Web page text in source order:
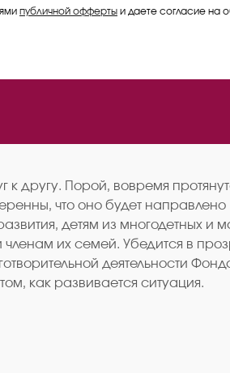
публичной офферты и даете согласие на
к другу. Порой, вовремя
что оно будет
детям из многодетных и
их семей. Убедится в
деятельности
как развивается ситуация.